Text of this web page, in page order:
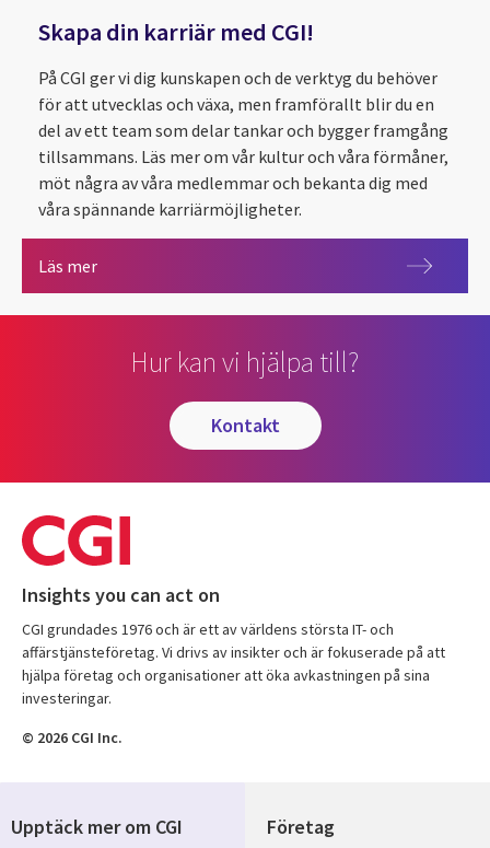
Skapa din karriär med CGI!
På CGI ger vi dig kunskapen och de verktyg du behöver
för att utvecklas och växa, men framförallt blir du en
del av ett team som delar tankar och bygger framgång
tillsammans. Läs mer om vår kultur och våra förmåner,
möt några av våra medlemmar och bekanta dig med
våra spännande karriärmöjligheter.
Läs merSkapa din karriär med CGI!
Hur kan vi hjälpa till?
kontakt
Insights you can act on
CGI grundades 1976 och är ett av världens största IT- och
affärstjänsteföretag. Vi drivs av insikter och är fokuserade på att
hjälpa företag och organisationer att öka avkastningen på sina
investeringar.
© 2026 CGI Inc.
Företag
Upptäck mer om CGI